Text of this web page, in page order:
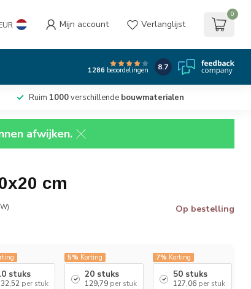
Mijn account Verlanglijst
0
1286 beoordelingen 8.7
Ruim 1000verschillende bouwmaterialen
afwijken.
cm
Op bestelling
stuks
per stuk
5% Korting
20 stuks
129,79 per stuk
7% Korting
50 stuks
127,06 per stuk